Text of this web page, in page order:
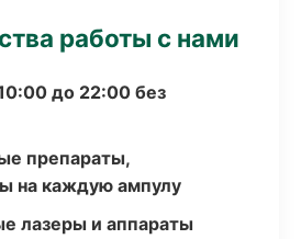
работы с нами
до 22:00 без
препараты,
на каждую ампулу
лазеры и аппараты